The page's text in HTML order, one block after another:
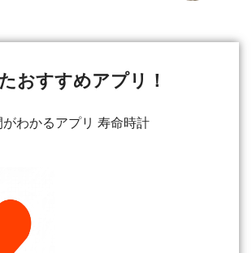
おすすめアプリ！
がわかるアプリ 寿命時計